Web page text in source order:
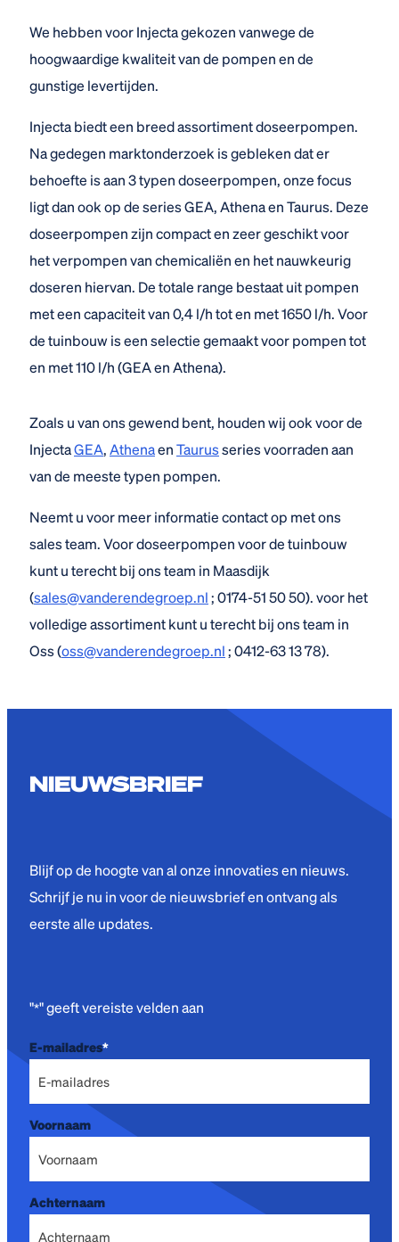
We hebben voor Injecta gekozen vanwege de
hoogwaardige kwaliteit van de pompen en de
gunstige levertijden.
Injecta biedt een breed assortiment doseerpompen.
Na gedegen marktonderzoek is gebleken dat er
behoefte is aan 3 typen doseerpompen, onze focus
ligt dan ook op de series GEA, Athena en Taurus. Deze
doseerpompen zijn compact en zeer geschikt voor
het verpompen van chemicaliën en het nauwkeurig
doseren hiervan. De totale range bestaat uit pompen
met een capaciteit van 0,4 l/h tot en met 1650 l/h. Voor
de tuinbouw is een selectie gemaakt voor pompen tot
en met 110 l/h (GEA en Athena).
Zoals u van ons gewend bent, houden wij ook voor de
InjectaGEA,AthenaenTaurusseries voorraden aan
van de meeste typen pompen.
Neemt u voor meer informatie contact op met ons
sales team. Voor doseerpompen voor de tuinbouw
kunt u terecht bij ons team in Maasdijk
(sales@vanderendegroep.nl; 0174-51 50 50). voor het
volledige assortiment kunt u terecht bij ons team in
Oss (oss@vanderendegroep.nl; 0412-63 13 78).
NIEUWSBRIEF
Blijf op de hoogte van al onze innovaties en nieuws.
Schrijf je nu in voor de nieuwsbrief en ontvang als
eerste alle updates.
"*" geeft vereiste velden aan
E-mailadres*
Voornaam
Achternaam